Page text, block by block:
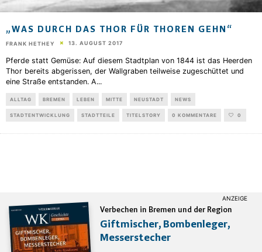
„WAS DURCH DAS THOR FÜR THOREN GEHN“
FRANK HETHEY 13. AUGUST 2017
Pferde statt Gemüse: Auf diesem Stadtplan von 1844 ist das Heerden
Thor bereits abgerissen, der Wallgraben teilweise zugeschüttet und
eine Straße entstanden. A...
ALLTAG BREMEN LEBEN MITTE NEUSTADT NEWS
STADTENTWICKLUNG STADTTEILE TITELSTORY 0 KOMMENTARE 0
Verbechen in Bremen und der Region
Giftmischer, Bombenleger,
Messerstecher